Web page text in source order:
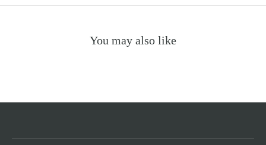
You may also like